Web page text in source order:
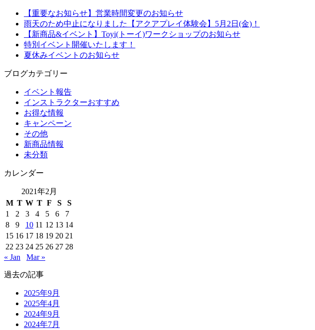
【重要なお知らせ】営業時間変更のお知らせ
雨天のため中止になりました【アクアプレイ体験会】5月2日(金)！
【新商品&イベント】Toyi(トーイ)ワークショップのお知らせ
特別イベント開催いたします！
夏休みイベントのお知らせ
ブログカテゴリー
イベント報告
インストラクターおすすめ
お得な情報
キャンペーン
その他
新商品情報
未分類
カレンダー
2021年2月
M T W T F S
S
1
2 3 4 5 6
7
8
9 10 11 12 13 14
15 16 17 18 19 20 21
22 23 24 25 26 27 28
« Jan
Mar »
過去の記事
2025年9月
2025年4月
2024年9月
2024年7月